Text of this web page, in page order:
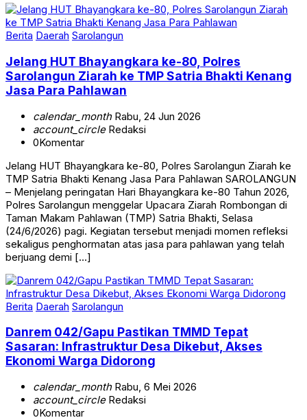
Berita Daerah Sarolangun
Jelang HUT Bhayangkara ke-80, Polres
Sarolangun Ziarah ke TMP Satria Bhakti Kenang
Jasa Para Pahlawan
calendar_monthRabu, 24 Jun 2026
account_circleRedaksi
0Komentar
Jelang HUT Bhayangkara ke-80, Polres Sarolangun Ziarah ke
TMP Satria Bhakti Kenang Jasa Para Pahlawan SAROLANGUN
– Menjelang peringatan Hari Bhayangkara ke-80 Tahun 2026,
Polres Sarolangun menggelar Upacara Ziarah Rombongan di
Taman Makam Pahlawan (TMP) Satria Bhakti, Selasa
(24/6/2026) pagi. Kegiatan tersebut menjadi momen refleksi
sekaligus penghormatan atas jasa para pahlawan yang telah
berjuang demi […]
Berita Daerah Sarolangun
Danrem 042/Gapu Pastikan TMMD Tepat
Sasaran: Infrastruktur Desa Dikebut, Akses
Ekonomi Warga Didorong
calendar_monthRabu, 6 Mei 2026
account_circleRedaksi
0Komentar